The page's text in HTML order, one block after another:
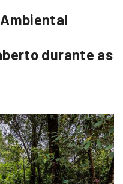
durante as